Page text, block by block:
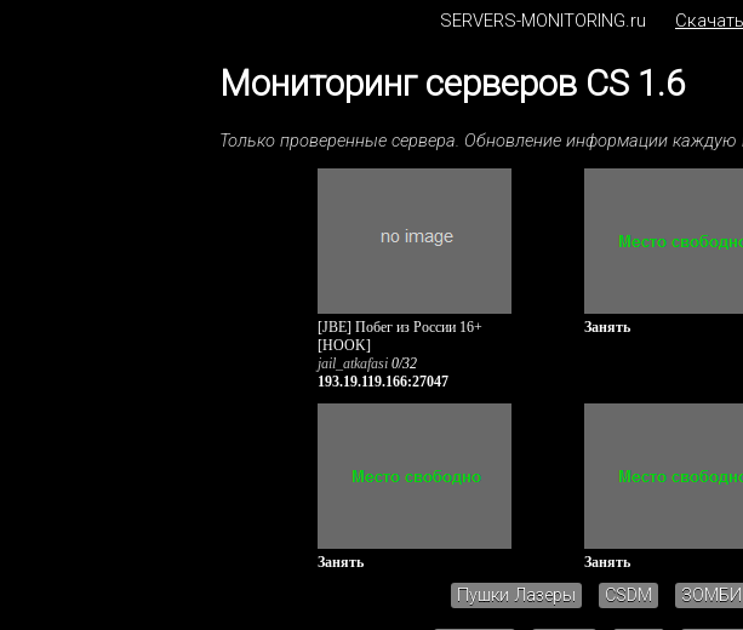
SERVERS-MONITORING.ru
Мониторинг серверов CS 1.6
Только проверенные сервера. Обновление информации каждую
[JBE] Побег из России 16+
[HOOK]
jail_atkafasi 0/32
193.19.119.166:27047
Занять
Занять Занять
Пушки Лазеры CSDM ЗОМБИ